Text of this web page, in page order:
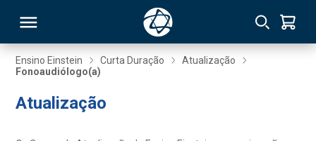
Ensino Einstein Curta Duração
Atualização
Fonoaudiólogo(a)
Atualização